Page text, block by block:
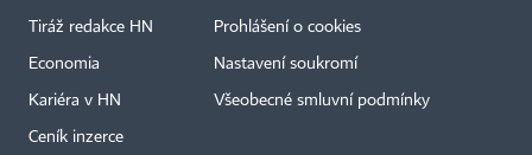
Tiráž redakce HN
Economia
Kariéra v HN
Ceník inzerce
Prohlášení o cookies
Nastavení soukromí
Všeobecné smluvní podmínky